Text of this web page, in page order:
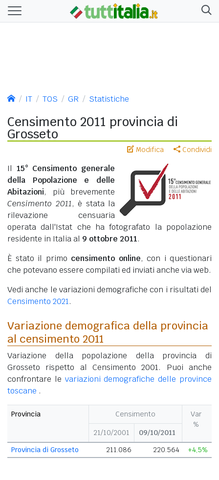
IT TOS GR Statistiche
Censimento 2011 provincia di
Grosseto
Modifica Condividi
Il 15° Censimento generale
della Popolazione e delle
Abitazioni, più brevemente
Censimento 2011, è stata la
rilevazione censuaria
operata dall'Istat che ha fotografato la popolazione
residente in Italia al 9 ottobre 2011.
È stato il primo censimento online, con i questionari
che potevano essere compilati ed inviati anche via web.
Vedi anche le variazioni demografiche con i risultati del
Censimento 2021.
Variazione demografica della provincia
al censimento 2011
Variazione della popolazione della provincia di
Grosseto rispetto al Censimento 2001. Puoi anche
confrontare le variazioni demografiche delle province
toscane .
Provincia Censimento
Var
%
21/10/2001
09/10/2011
Provincia di Grosseto
211.086 220.564 +4,5%